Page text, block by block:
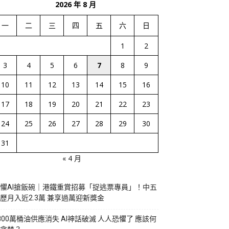
2026 年 8 月
一 二 三 四 五 六 日
1
2
3
4 5 6 7 8
9
10
11 12 13 14 15
16
17
18 19 20 21 22
23
24
25 26 27 28 29
30
31
« 4 月
AI搶飯碗｜港鐵重賞招募「捉逃票專員」！中五
月入近2.3萬 兼享過萬迎新獎金
萬桶油供應消失 AI神話破滅 人人恐懼了 應該何